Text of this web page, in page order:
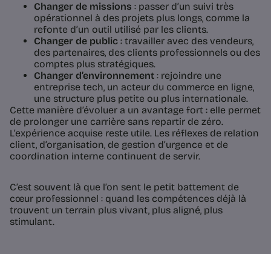
Changer de missions : passer d’un suivi très
opérationnel à des projets plus longs, comme la
refonte d’un outil utilisé par les clients.
Changer de public : travailler avec des vendeurs,
des partenaires, des clients professionnels ou des
comptes plus stratégiques.
Changer d’environnement : rejoindre une
entreprise tech, un acteur du commerce en ligne,
une structure plus petite ou plus internationale.
Cette manière d’évoluer a un avantage fort : elle permet
de prolonger une carrière sans repartir de zéro.
L’expérience acquise reste utile. Les réflexes de relation
client, d’organisation, de gestion d’urgence et de
coordination interne continuent de servir.
C’est souvent là que l’on sent le petit battement de
cœur professionnel : quand les compétences déjà là
trouvent un terrain plus vivant, plus aligné, plus
stimulant.